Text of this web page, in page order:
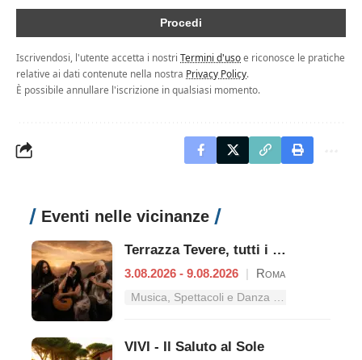
Iscrivendosi, l'utente accetta i nostri Termini d'usoe riconosce le pratiche
relative ai dati contenute nella nostra Privacy Policy.
È possibile annullare l'iscrizione in qualsiasi momento.
Eventi nelle vicinanze
Terrazza Tevere, tutti i concerti dal 3 al 9 agosto
3.08.2026 - 9.08.2026 | Roma
Musica, Spettacoli e Danza nel Lazio
VIVI - Il Saluto al Sole